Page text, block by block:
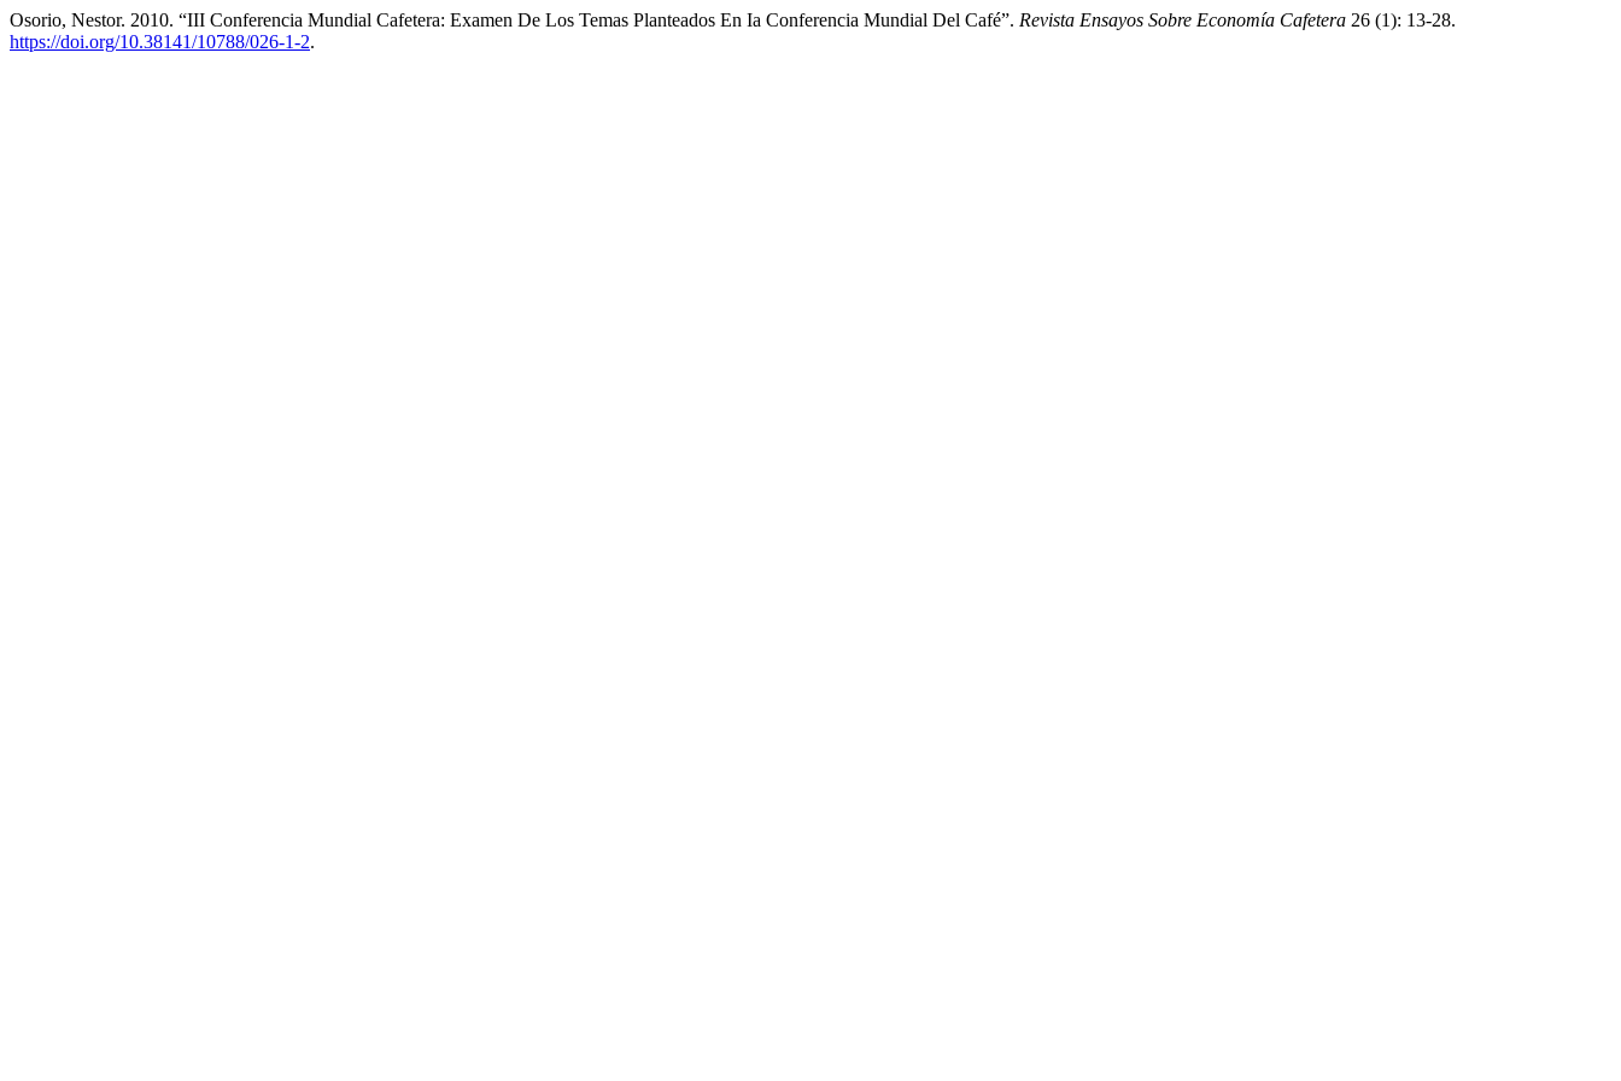
Osorio, Nestor. 2010. “III Conferencia Mundial Cafetera: Examen De Los Temas Planteados En Ia Conferencia Mundial Del Café”. Revista Ensayos Sobre Economía Cafetera 26 (1): 13-28.
https://doi.org/10.38141/10788/026-1-2.